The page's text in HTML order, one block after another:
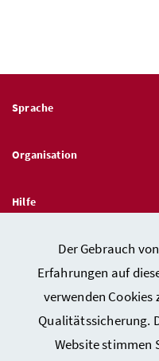
Der Gebrauch
Erfahrungen auf
verwenden
Qualitätssicherung.
Website stimmen
Sprache
Organisation
Hilfe
Quicklinks